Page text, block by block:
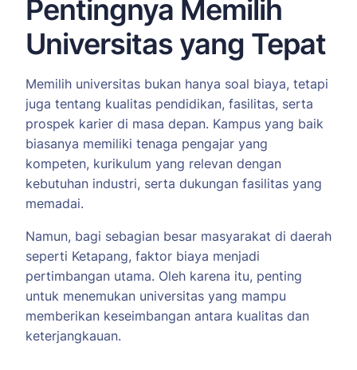
Pentingnya Memilih
Universitas yang Tepat
Memilih universitas bukan hanya soal biaya, tetapi
juga tentang kualitas pendidikan, fasilitas, serta
prospek karier di masa depan. Kampus yang baik
biasanya memiliki tenaga pengajar yang
kompeten, kurikulum yang relevan dengan
kebutuhan industri, serta dukungan fasilitas yang
memadai.
Namun, bagi sebagian besar masyarakat di daerah
seperti Ketapang, faktor biaya menjadi
pertimbangan utama. Oleh karena itu, penting
untuk menemukan universitas yang mampu
memberikan keseimbangan antara kualitas dan
keterjangkauan.